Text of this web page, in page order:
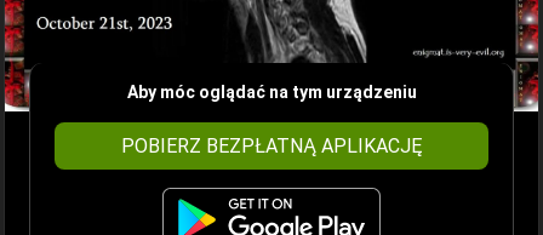
Aby móc oglądać na tym urządzeniu
POBIERZ BEZPŁATNĄ APLIKACJĘ